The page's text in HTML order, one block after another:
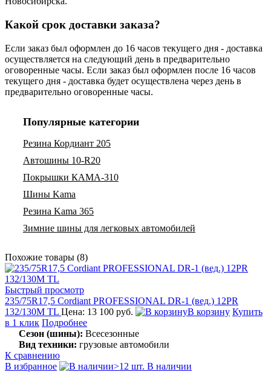
Какой срок доставки заказа?
Если заказ был оформлен до 16 часов текущего дня - доставка
осуществляется на следующий день в предварительно
оговоренные часы. Если заказ был оформлен после 16 часов
текущего дня - доставка будет осуществлена через день в
предварительно оговоренные часы.
Популярные категории
Резина Кордиант 205
Автошины 10-R20
Покрышки КАМА-310
Шины Kama
Резина Kama 365
Зимние шины для легковых автомобилей
Похожие товары (8)
Быстрый просмотр
235/75R17,5 Cordiant PROFESSIONAL DR-1 (вед.) 12PR
132/130M TL Цена: 13 100 руб. В корзину Купить
в 1 клик Подробнее
Сезон (шины): Всесезонные
Вид техники: грузовые автомобили
К сравнению
В избранное
>12 шт. В наличии